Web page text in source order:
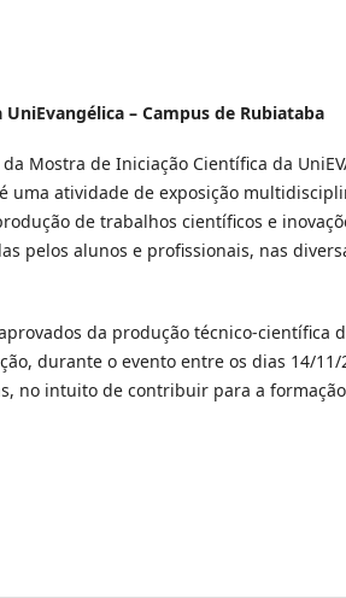
– Campus de Rubiataba
Mostra de Iniciação Científica da
uma atividade de exposição
de trabalhos científicos e
pelos alunos e profissionais, nas
da produção técnico-científica
durante o evento entre os dias 14/11/
no intuito de contribuir para a